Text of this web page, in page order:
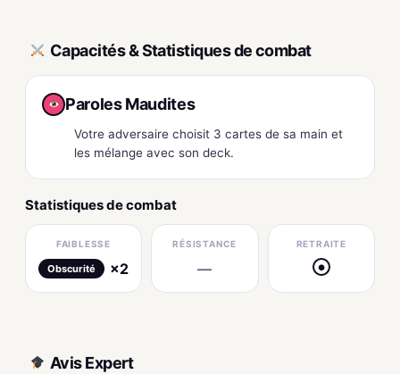
Capacités & Statistiques de combat
Paroles Maudites
Votre adversaire choisit 3 cartes de sa main et
les mélange avec son deck.
Statistiques de combat
FAIBLESSE
Obscurité ×2
RÉSISTANCE
—
RETRAITE
●
Avis Expert